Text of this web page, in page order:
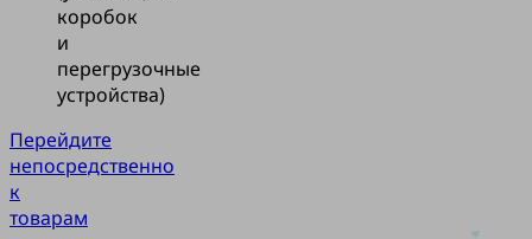
коробок
и
перегрузочные
устройства)
Перейдите
непосредственно
к
товарам